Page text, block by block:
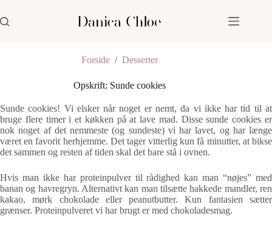
til
indhold
Forside /Desserter
Opskrift: Sunde cookies
Sunde cookies! Vi elsker når noget er nemt, da vi ikke har tid til at
bruge flere timer i et køkken på at lave mad. Disse sunde cookies er
nok noget af det nemmeste (og sundeste) vi har lavet, og har længe
været en favorit herhjemme. Det tager vitterlig kun få minutter, at bikse
det sammen og resten af tiden skal det bare stå i ovnen.
Hvis man ikke har proteinpulver til rådighed kan man “nøjes” med
banan og havregryn. Alternativt kan man tilsætte hakkede mandler, ren
kakao, mørk chokolade eller peanutbutter. Kun fantasien sætter
grænser. Proteinpulveret vi har brugt er med chokoladesmag.